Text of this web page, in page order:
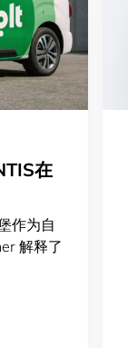
在
作为自
解释了